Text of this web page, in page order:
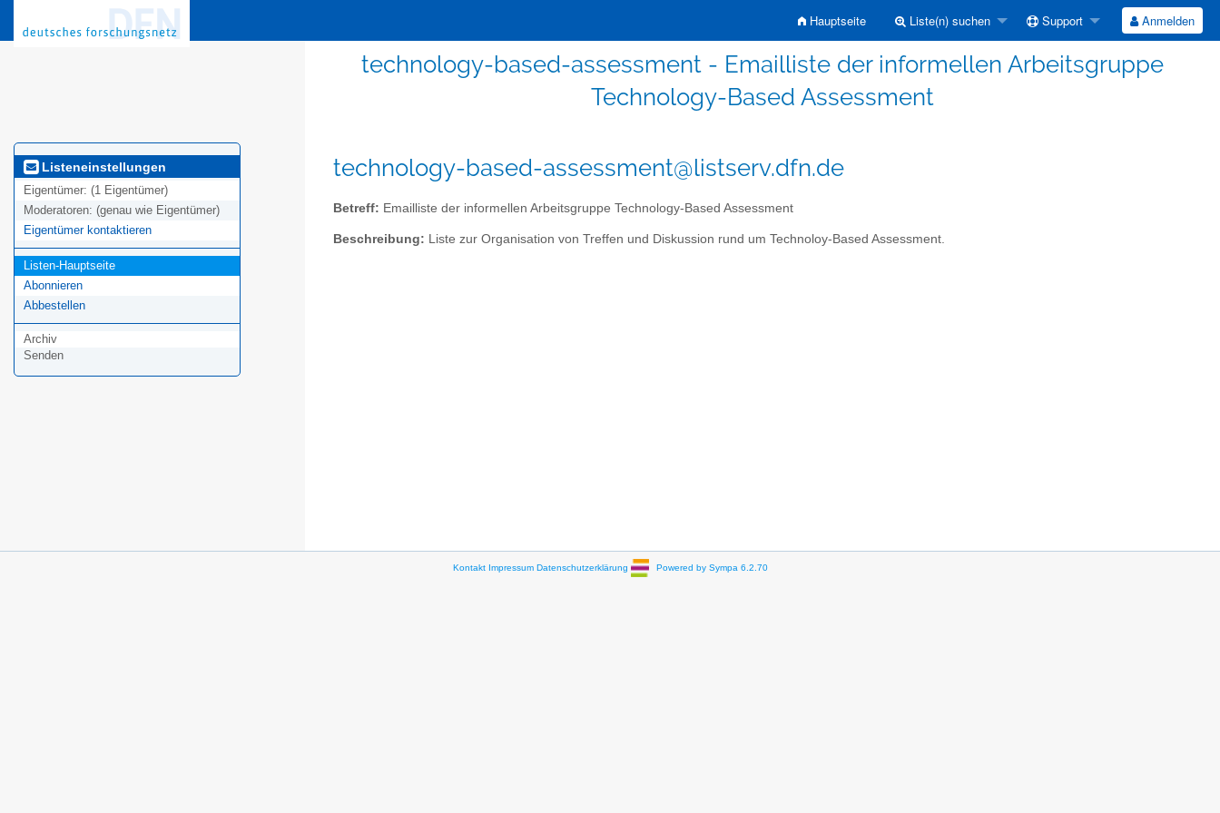
Hauptseite Liste(n) suchen Support Anmelden
technology-based-assessment - Emailliste der informellen Arbeitsgruppe
Technology-Based Assessment
Listeneinstellungen
Eigentümer: (1 Eigentümer)
Moderatoren: (genau wie Eigentümer)
Eigentümer kontaktieren
Listen-Hauptseite
Abonnieren
Abbestellen
Archiv
Senden
technology-based-assessment@listserv.dfn.de
Betreff: Emailliste der informellen Arbeitsgruppe Technology-Based Assessment
Beschreibung: Liste zur Organisation von Treffen und Diskussion rund um Technoloy-Based Assessment.
Kontakt Impressum Datenschutzerklärung Powered by Sympa 6.2.70